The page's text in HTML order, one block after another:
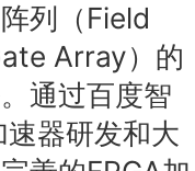
精选Agent
官方能力直达，快速体
全能AI助手
百度云手机
列（Field
Array）的
通过百度智
器研发和大